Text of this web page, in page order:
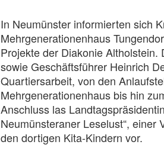
In Neumünster informierten sich
Mehrgenerationenhaus
Projekte der Diakonie
sowie Geschäftsführer Heinrich
Quartiersarbeit, von den
Mehrgenerationenhaus bis hin
Anschluss las
Neumünsteraner Leselust“, einer
den dortigen Kita-Kindern vor.